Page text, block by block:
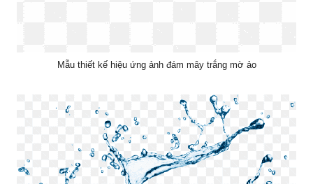
Mẫu thiết kế hiệu ứng ảnh đám mây trắng mờ ảo